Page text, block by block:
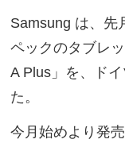
Samsung は、先
ペックのタブレ
A Plus」を、ド
た。
今月始めより発